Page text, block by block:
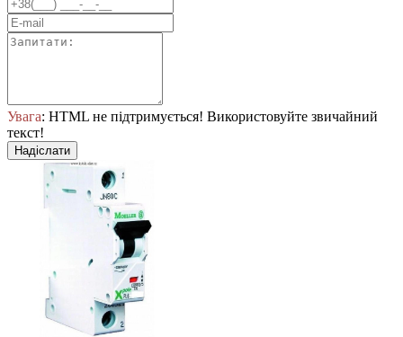
Увага: HTML не підтримується! Використовуйте звичайний
текст!
Надіслати